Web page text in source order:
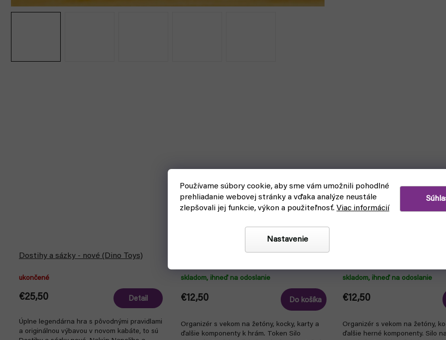
Používame súbory cookie, aby sme vám umožnili pohodlné
prehliadanie webovej stránky a vďaka analýze neustále
zlepšovali jej funkcie, výkon a použiteľnosť. Viac informácií
Nastavenie
Dostihy a sázky - nové (Dino Toys)
ukončené
€25,50 Detail
Úplne legendárna hra s pôvodnými pravidlami
a originálnou výbavou v novom kabáte, to sú
skladom, ihneď na odoslanie
€12,50 Do košíka
Organizér s vekom na žetóny, kocky, karty a
ďalšie komponenty k hrám. Token Silo
skladom, ihneď na odoslanie
€12,50
Organizér s vekom na žetóny,
ďalšie herné komponenty. Silo